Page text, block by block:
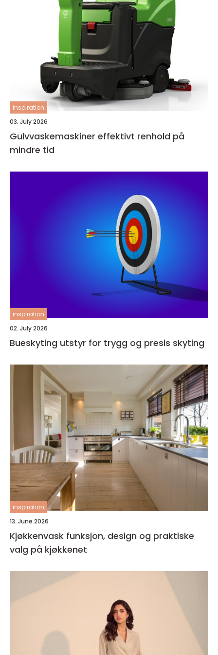
inspiration
03. July 2026
Gulvvaskemaskiner effektivt renhold på
mindre tid
inspiration
02. July 2026
Bueskyting utstyr for trygg og presis skyting
inspiration
13. June 2026
Kjøkkenvask funksjon, design og praktiske
valg på kjøkkenet